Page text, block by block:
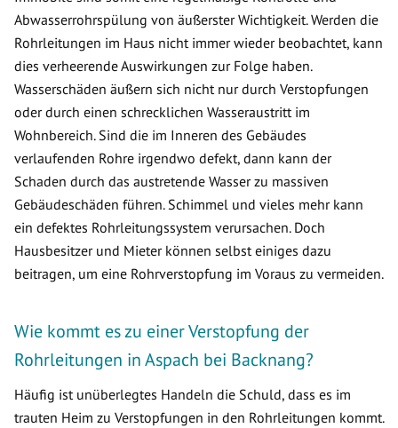
Abwasserrohrspülung von äußerster Wichtigkeit. Werden die
Rohrleitungen im Haus nicht immer wieder beobachtet, kann
dies verheerende Auswirkungen zur Folge haben.
Wasserschäden äußern sich nicht nur durch Verstopfungen
oder durch einen schrecklichen Wasseraustritt im
Wohnbereich. Sind die im Inneren des Gebäudes
verlaufenden Rohre irgendwo defekt, dann kann der
Schaden durch das austretende Wasser zu massiven
Gebäudeschäden führen. Schimmel und vieles mehr kann
ein defektes Rohrleitungssystem verursachen. Doch
Hausbesitzer und Mieter können selbst einiges dazu
beitragen, um eine Rohrverstopfung im Voraus zu vermeiden.
Wie kommt es zu einer Verstopfung der
Rohrleitungen in Aspach bei Backnang?
Häufig ist unüberlegtes Handeln die Schuld, dass es im
trauten Heim zu Verstopfungen in den Rohrleitungen kommt.